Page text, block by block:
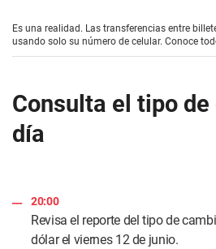
e
c
o
1
m
e
Es una realidad. Las transferencias entre
usando solo su número de celular. Conoce
Consulta el tipo de
día
20:00
Revisa el reporte del tipo de
dólar el viernes 12 de junio.